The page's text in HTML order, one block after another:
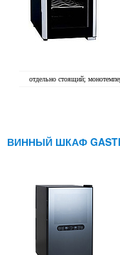
отдельно стоящий;
ВИННЫЙ ШКАФ